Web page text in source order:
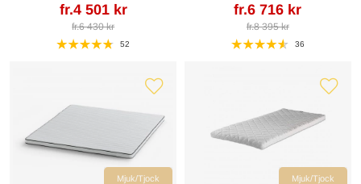
fr.4 501 kr
fr.6 430 kr
52
fr.6 716 kr
fr.8 395 kr
36
Mjuk/Tjock Mjuk/Tjock